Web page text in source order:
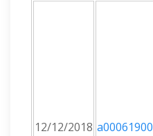
12/12/2018 a00061900